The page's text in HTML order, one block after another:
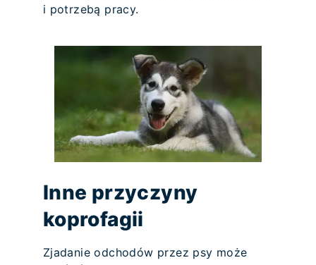
i potrzebą pracy.
Inne przyczyny
koprofagii
Zjadanie odchodów przez psy może